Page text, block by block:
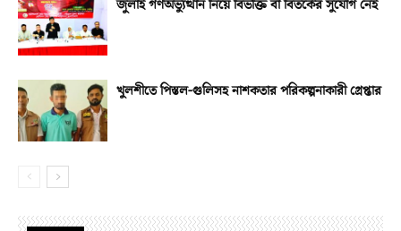
জুলাই গণঅভ্যুত্থান নিয়ে বিভক্তি বা বিতর্কের সুযোগ নেই
খুলশীতে পিস্তল-গুলিসহ নাশকতার পরিকল্পনাকারী গ্রেপ্তার